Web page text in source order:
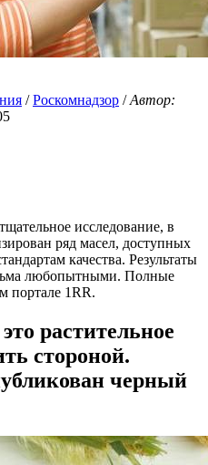
/Роскомнадзор /Автор:
исследование, в
ряд масел, доступных
качества. Результаты
любопытными. Полные
портале 1RR.
растительное
стороной.
черный